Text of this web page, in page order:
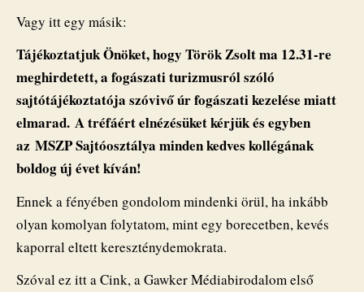
Vagy itt egy másik:
Tájékoztatjuk Önöket, hogy Török Zsolt ma 12.31-re
meghirdetett, a fogászati turizmusról szóló
sajtótájékoztatója szóvivő úr fogászati kezelése miatt
elmarad. A tréfáért elnézésüket kérjük és egyben
az MSZP Sajtóosztálya minden kedves kollégának
boldog új évet kíván!
Ennek a fényében gondolom mindenki örül, ha inkább
olyan komolyan folytatom, mint egy borecetben, kevés
kaporral eltett kereszténydemokrata.
Szóval ez itt a Cink, a Gawker Médiabirodalom első